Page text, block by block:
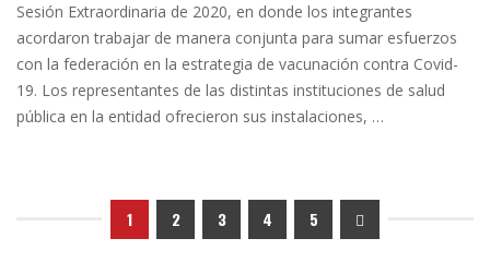
Sesión Extraordinaria de 2020, en donde los integrantes
acordaron trabajar de manera conjunta para sumar esfuerzos
con la federación en la estrategia de vacunación contra Covid-
19. Los representantes de las distintas instituciones de salud
pública en la entidad ofrecieron sus instalaciones, …
1 2 3 4 5